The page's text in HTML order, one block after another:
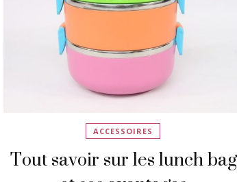
ACCESSOIRES
Tout savoir sur les lunch bag